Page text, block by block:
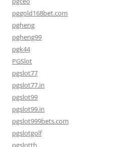
pggold168bet.com
pgheng
pgheng99
pgk44
PGSlot
pgslot77
pgslot77.in
pgslot99
pgslot99.in
pgslot999bets.com
pgslotgolf
pgslotth